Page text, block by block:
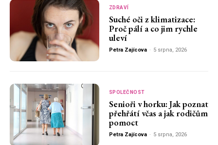
ZDRAVÍ
Suché oči z klimatizace:
Proč pálí a co jim rychle
uleví
Petra Zajícova - 5 srpna, 2026
SPOLEČNOST
Senioři v horku: Jak poznat
přehřátí včas a jak rodičům
pomoct
Petra Zajícova - 5 srpna, 2026